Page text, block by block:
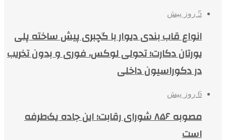
5 روز پیش
انواع قاب بندی دیوار با گچبری پیش ساخته پلی
یورتان دکارت؛ تحولی لوکس، فوری و بدون تخریب
در دکوراسیون داخلی
6 روز پیش
مصوبه ۸۵۶ شورای رقابت؛ این جاده یک‌طرفه
است